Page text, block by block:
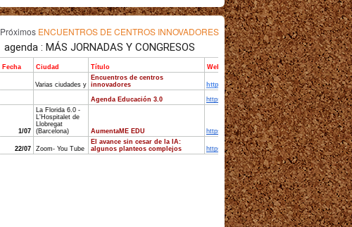
Próximos ENCUENTROS DE CENTROS INNOVADORES